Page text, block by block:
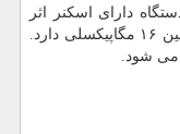
دستگاه دارای اسكنر اثر
انگشت هم است و در نهایت دستگاه یك دوربین ۱۶ مگاپیكسلی دارد.